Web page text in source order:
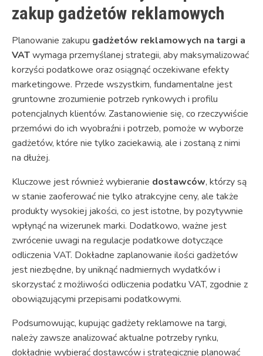
zakup gadżetów reklamowych
Planowanie zakupu gadżetów reklamowych na targi a
VATwymaga przemyślanej strategii, aby maksymalizować
korzyści podatkowe oraz osiągnąć oczekiwane efekty
marketingowe. Przede wszystkim, fundamentalne jest
gruntowne zrozumienie potrzeb rynkowych i profilu
potencjalnych klientów. Zastanowienie się, co rzeczywiście
przemówi do ich wyobraźni i potrzeb, pomoże w wyborze
gadżetów, które nie tylko zaciekawią, ale i zostaną z nimi
na dłużej.
Kluczowe jest również wybieranie dostawców, którzy są
w stanie zaoferować nie tylko atrakcyjne ceny, ale także
produkty wysokiej jakości, co jest istotne, by pozytywnie
wpłynąć na wizerunek marki. Dodatkowo, ważne jest
zwrócenie uwagi na regulacje podatkowe dotyczące
odliczenia VAT. Dokładne zaplanowanie ilości gadżetów
jest niezbędne, by uniknąć nadmiernych wydatków i
skorzystać z możliwości odliczenia podatku VAT, zgodnie z
obowiązującymi przepisami podatkowymi.
Podsumowując, kupując gadżety reklamowe na targi,
należy zawsze analizować aktualne potrzeby rynku,
dokładnie wybierać dostawców i strategicznie planować